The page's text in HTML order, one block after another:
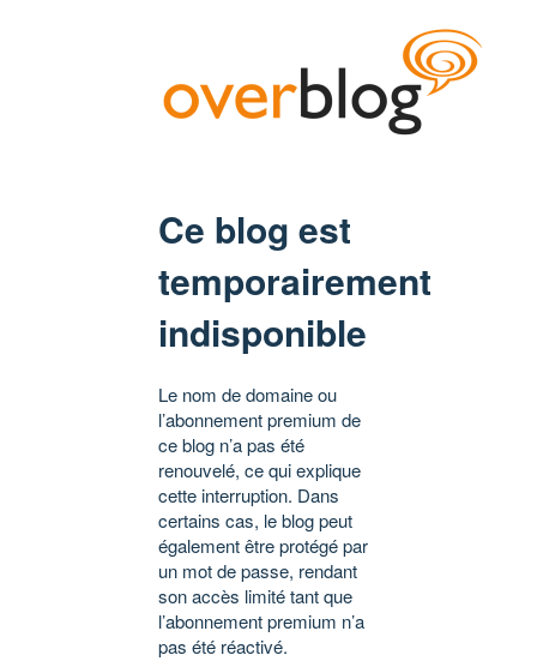
Ce blog est
temporairement
indisponible
Le nom de domaine ou
l’abonnement premium de
ce blog n’a pas été
renouvelé, ce qui explique
cette interruption. Dans
certains cas, le blog peut
également être protégé par
un mot de passe, rendant
son accès limité tant que
l’abonnement premium n’a
pas été réactivé.